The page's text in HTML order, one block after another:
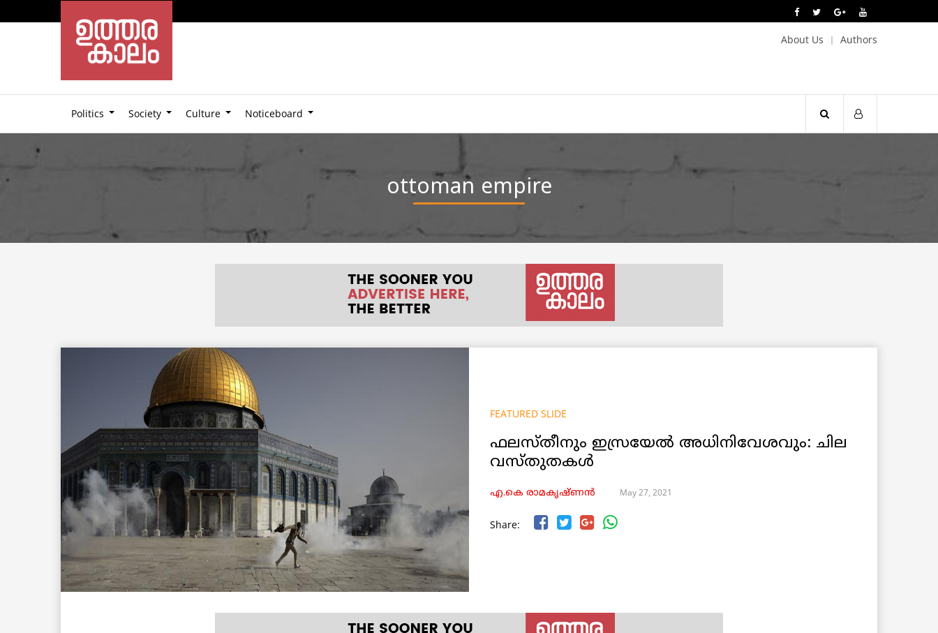
About Us Authors
Politics Society Culture Noticeboard
ottoman empire
FEATURED SLIDE
ഫലസ്തീനും ഇസ്രയേൽ അധിനിവേശവും: ചില
വസ്തുതകൾ
എ.കെ രാമകൃഷ്ണൻ May 27, 2021
Share: